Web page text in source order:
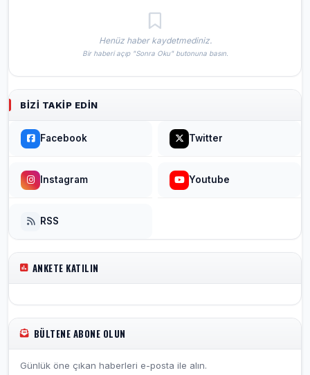
Henüz haber kaydetmediniz.
Bir haberi açıp "Sonra Oku" butonuna basın.
BIZI TAKIP EDIN
Facebook Twitter
Instagram Youtube
RSS
ANKETE KATILIN
BÜLTENE ABONE OLUN
Günlük öne çıkan haberleri e-posta ile alın.